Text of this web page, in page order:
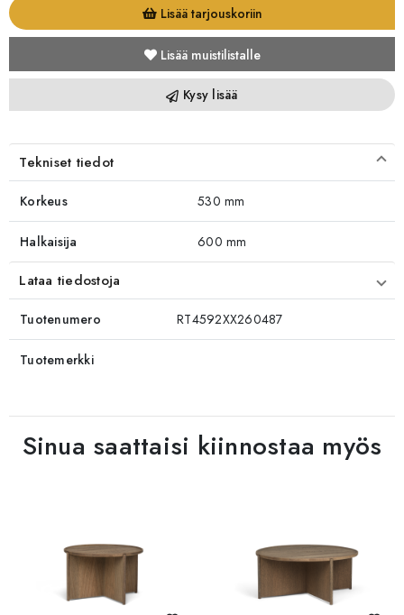
Lisää tarjouskoriin
Lisää muistilistalle
Kysy lisää
Tekniset tiedot
Korkeus 530 mm
Halkaisija 600 mm
Lataa tiedostoja
Tuotenumero RT4592XX260487
Tuotemerkki
Sinua saattaisi kiinnostaa myös